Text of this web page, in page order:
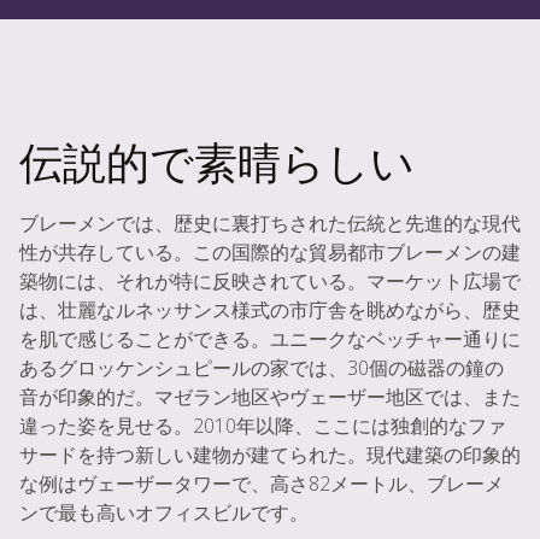
伝説的で素晴らしい
ブレーメンでは、歴史に裏打ちされた伝統と先進的な現代
性が共存している。この国際的な貿易都市ブレーメンの建
築物には、それが特に反映されている。マーケット広場で
は、壮麗なルネッサンス様式の市庁舎を眺めながら、歴史
を肌で感じることができる。ユニークなベッチャー通りに
あるグロッケンシュピールの家では、30個の磁器の鐘の
音が印象的だ。マゼラン地区やヴェーザー地区では、また
違った姿を見せる。2010年以降、ここには独創的なファ
サードを持つ新しい建物が建てられた。現代建築の印象的
な例はヴェーザータワーで、高さ82メートル、ブレーメ
ンで最も高いオフィスビルです。